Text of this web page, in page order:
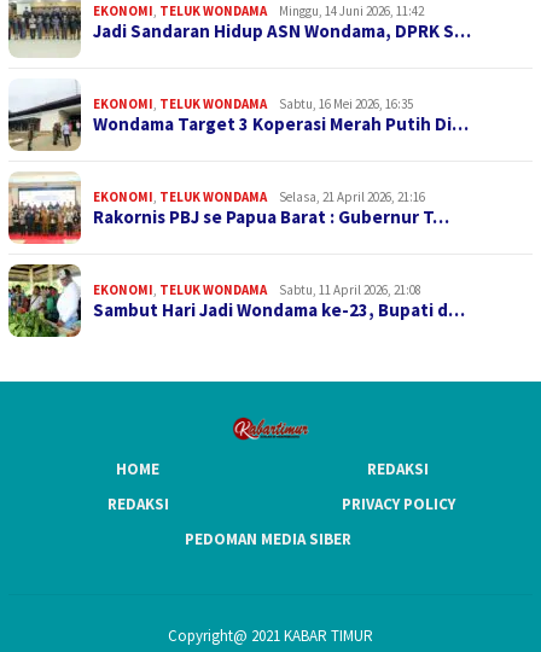
EKONOMI, TELUK WONDAMA Minggu, 14 Juni 2026, 11:42
Jadi Sandaran Hidup ASN Wondama, DPRK S…
EKONOMI, TELUK WONDAMA Sabtu, 16 Mei 2026, 16:35
Wondama Target 3 Koperasi Merah Putih Di…
EKONOMI, TELUK WONDAMA Selasa, 21 April 2026, 21:16
Rakornis PBJ se Papua Barat : Gubernur T…
EKONOMI, TELUK WONDAMA Sabtu, 11 April 2026, 21:08
Sambut Hari Jadi Wondama ke-23, Bupati d…
HOME
REDAKSI
REDAKSI
PRIVACY POLICY
PEDOMAN MEDIA SIBER
Copyright@ 2021 KABAR TIMUR